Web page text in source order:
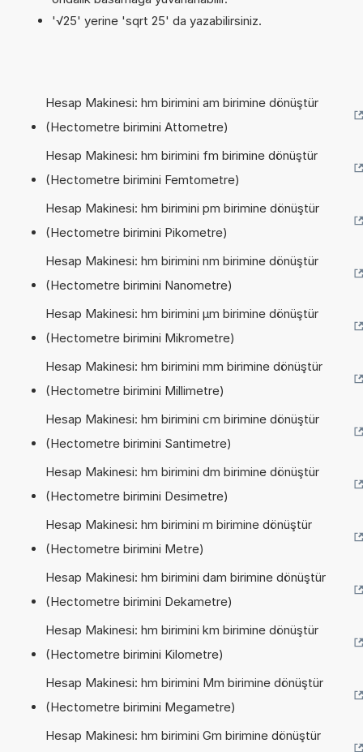
'√25' yerine 'sqrt 25' da yazabilirsiniz.
Hesap Makinesi: hm birimini am birimine dönüştür
(Hectometre birimini Attometre)
Hesap Makinesi: hm birimini fm birimine dönüştür
(Hectometre birimini Femtometre)
Hesap Makinesi: hm birimini pm birimine dönüştür
(Hectometre birimini Pikometre)
Hesap Makinesi: hm birimini nm birimine dönüştür
(Hectometre birimini Nanometre)
Hesap Makinesi: hm birimini µm birimine dönüştür
(Hectometre birimini Mikrometre)
Hesap Makinesi: hm birimini mm birimine dönüştür
(Hectometre birimini Millimetre)
Hesap Makinesi: hm birimini cm birimine dönüştür
(Hectometre birimini Santimetre)
Hesap Makinesi: hm birimini dm birimine dönüştür
(Hectometre birimini Desimetre)
Hesap Makinesi: hm birimini m birimine dönüştür
(Hectometre birimini Metre)
Hesap Makinesi: hm birimini dam birimine dönüştür
(Hectometre birimini Dekametre)
Hesap Makinesi: hm birimini km birimine dönüştür
(Hectometre birimini Kilometre)
Hesap Makinesi: hm birimini Mm birimine dönüştür
(Hectometre birimini Megametre)
Hesap Makinesi: hm birimini Gm birimine dönüştür